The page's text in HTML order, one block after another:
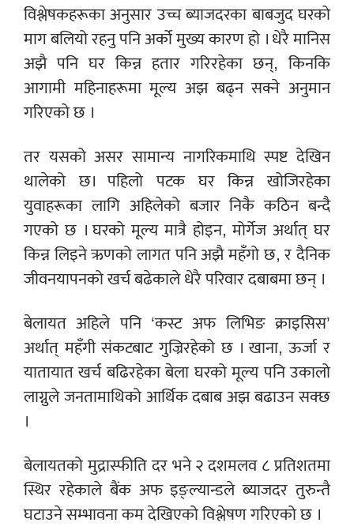
विश्लेषकहरूका अनुसार उच्च ब्याजदरका बाबजुद घरको
माग बलियो रहनु पनि अर्को मुख्य कारण हो । धेरै मानिस
अझै पनि घर किन्न हतार गरिरहेका छन्, किनकि
आगामी महिनाहरूमा मूल्य अझ बढ्न सक्ने अनुमान
गरिएको छ ।
तर यसको असर सामान्य नागरिकमाथि स्पष्ट देखिन
थालेको छ। पहिलो पटक घर किन्न खोजिरहेका
युवाहरूका लागि अहिलेको बजार निकै कठिन बन्दै
गएको छ । घरको मूल्य मात्रै होइन, मोर्गेज अर्थात् घर
किन्न लिइने ऋणको लागत पनि अझै महँगो छ, र दैनिक
जीवनयापनको खर्च बढेकाले धेरै परिवार दबाबमा छन् ।
बेलायत अहिले पनि ‘कस्ट अफ लिभिङ क्राइसिस’
अर्थात् महँगी संकटबाट गुज्रिरहेको छ । खाना, ऊर्जा र
यातायात खर्च बढिरहेका बेला घरको मूल्य पनि उकालो
लाग्नुले जनतामाथिको आर्थिक दबाब अझ बढाउन सक्छ
।
बेलायतको मुद्रास्फीति दर भने २ दशमलव ८ प्रतिशतमा
स्थिर रहेकाले बैंक अफ इङ्ल्यान्डले ब्याजदर तुरुन्तै
घटाउने सम्भावना कम देखिएको विश्लेषण गरिएको छ ।